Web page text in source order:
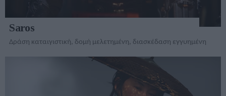
Saros
Δράση καταιγιστική, δομή μελετημένη, διασκέδαση εγγυημένη